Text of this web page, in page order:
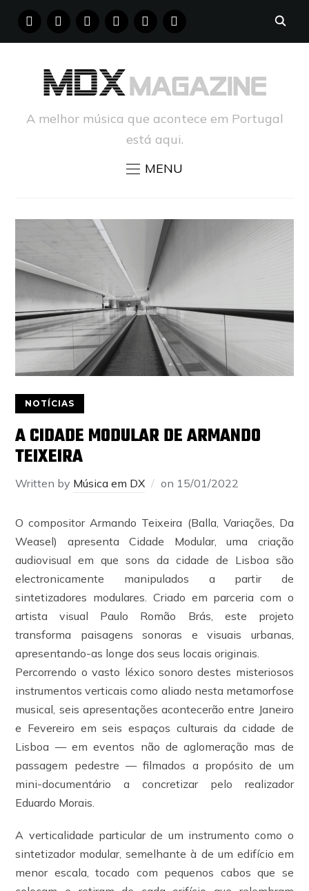
FACEBOOKINSTAGRAM
YOUTUBE PINTERESTTUMBLR
A melhor música que acontece em Portugal
está aqui.
MENU
NOTÍCIAS
A CIDADE MODULAR DE ARMANDO
TEIXEIRA
Written by Música em DX on 15/01/2022
O compositor Armando Teixeira (Balla, Variações, Da
Weasel) apresenta Cidade Modular, uma criação
audiovisual em que sons da cidade de Lisboa são
electronicamente manipulados a partir de
sintetizadores modulares. Criado em parceria com o
artista visual Paulo Romão Brás, este projeto
transforma paisagens sonoras e visuais urbanas,
apresentando-as longe dos seus locais originais.
Percorrendo o vasto léxico sonoro destes misteriosos
instrumentos verticais como aliado nesta metamorfose
musical, seis apresentações acontecerão entre Janeiro
e Fevereiro em seis espaços culturais da cidade de
Lisboa — em eventos não de aglomeração mas de
passagem pedestre — filmados a propósito de um
mini-documentário a concretizar pelo realizador
Eduardo Morais.
A verticalidade particular de um instrumento como o
sintetizador modular, semelhante à de um edifício em
menor escala, tocado com pequenos cabos que se